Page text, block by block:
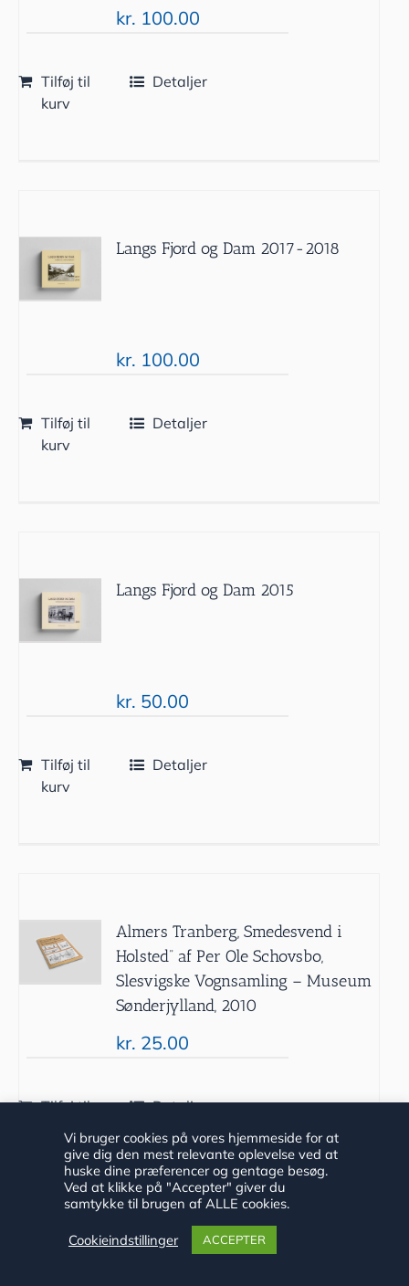
kr. 100.00
Tilføj til
kurv
Detaljer
Langs Fjord og Dam 2017-2018
kr. 100.00
Tilføj til
kurv
Detaljer
Langs Fjord og Dam 2015
kr. 50.00
Tilføj til
kurv
Detaljer
Almers Tranberg, Smedesvend i
Holsted” af Per Ole Schovsbo,
Slesvigske Vognsamling – Museum
Sønderjylland, 2010
kr. 25.00
Tilføj til
Detaljer
Vi bruger cookies på vores hjemmeside for at
give dig den mest relevante oplevelse ved at
huske dine præferencer og gentage besøg.
Ved at klikke på "Accepter" giver du
samtykke til brugen af ALLE cookies.
Cookieindstillinger ACCEPTER